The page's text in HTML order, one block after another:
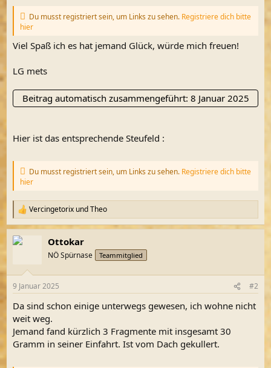
Du musst registriert sein, um Links zu sehen. Registriere dich bitte
hier
Viel Spaß ich es hat jemand Glück, würde mich freuen!
LG mets
Beitrag automatisch zusammengeführt: 8 Januar 2025
Hier ist das entsprechende Steufeld :
Du musst registriert sein, um Links zu sehen. Registriere dich bitte
hier
R
e
a
k
e
:
Vercingetorix undTheo
Ottokar
NÖ Spürnase Teammitglied
9 Januar 2025 #2
Da sind schon einige unterwegs gewesen, ich wohne nicht
weit weg.
Jemand fand kürzlich 3 Fragmente mit insgesamt 30
Gramm in seiner Einfahrt. Ist vom Dach gekullert.